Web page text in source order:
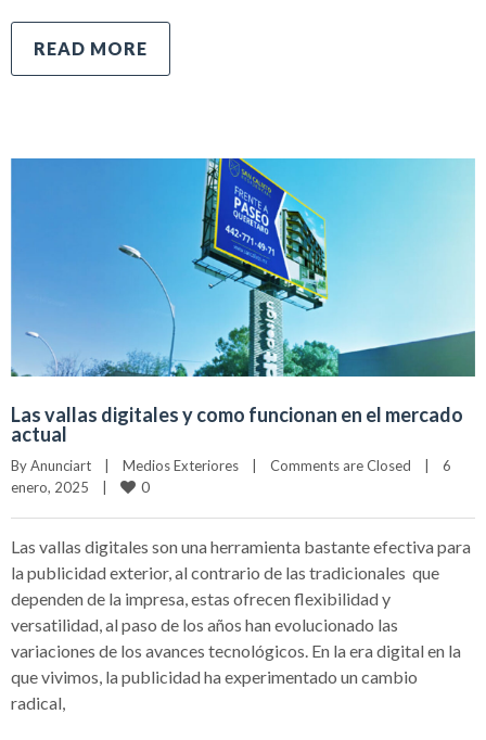
READ MORE
Las vallas digitales y como funcionan en el mercado
actual
By Anunciart Medios Exteriores Comments are Closed
6
enero, 2025
0
Las vallas digitales son una herramienta bastante efectiva para
la publicidad exterior, al contrario de las tradicionales que
dependen de la impresa, estas ofrecen flexibilidad y
versatilidad, al paso de los años han evolucionado las
variaciones de los avances tecnológicos. En la era digital en la
que vivimos, la publicidad ha experimentado un cambio
radical,